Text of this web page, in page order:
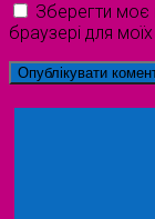
Зберегти моє
браузері для